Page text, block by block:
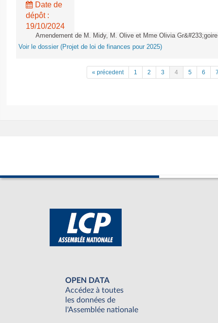
Date de
dépôt :
19/10/2024
Amendement de M. Midy, M. Olive et Mme Olivia
Voir le dossier (Projet de loi de finances pour 2025)
« précedent 1 2 3 4 5 6
OPEN DATA
Accédez à toutes
les données de
l'Assemblée nationale